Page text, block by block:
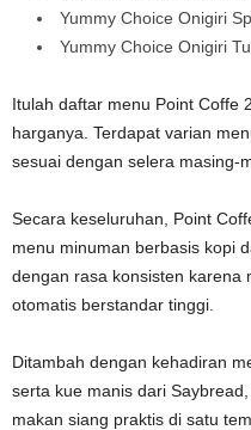
Yummy Choice Onigiri
Yummy Choice Onigiri
Itulah daftar menu Point Coffe
harganya. Terdapat varian
sesuai dengan selera masing-
Secara keseluruhan, Point
menu minuman berbasis kopi
dengan rasa konsisten karena
otomatis berstandar tinggi.
Ditambah dengan kehadiran
serta kue manis dari
makan siang praktis di satu